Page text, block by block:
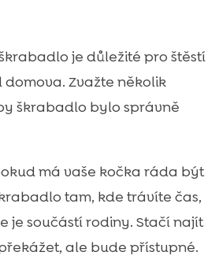
je důležité pro štěstí
Zvažte několik
škrabadlo bylo správně
má vaše kočka ráda být
tam, kde trávíte čas,
je součástí rodiny. Stačí najít
ale bude přístupné.